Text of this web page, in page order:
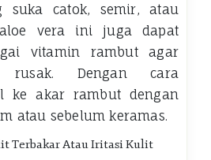
suka catok, semir, atau
vera ini juga dapat
vitamin rambut agar
Dengan cara
ke akar rambut dengan
atau sebelum keramas.
Terbakar Atau Iritasi Kulit